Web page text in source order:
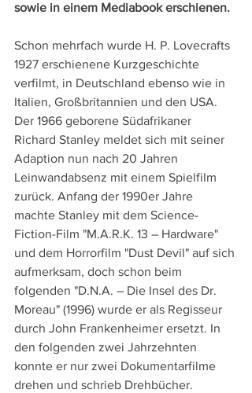
sowie in einem Mediabook erschienen.
Schon mehrfach wurde H. P. Lovecrafts
1927 erschienene Kurzgeschichte
verfilmt, in Deutschland ebenso wie in
Italien, Großbritannien und den USA.
Der 1966 geborene Südafrikaner
Richard Stanley meldet sich mit seiner
Adaption nun nach 20 Jahren
Leinwandabsenz mit einem Spielfilm
zurück. Anfang der 1990er Jahre
machte Stanley mit dem Science-
Fiction-Film "M.A.R.K. 13 – Hardware"
und dem Horrorfilm "Dust Devil" auf sich
aufmerksam, doch schon beim
folgenden "D.N.A. – Die Insel des Dr.
Moreau" (1996) wurde er als Regisseur
durch John Frankenheimer ersetzt. In
den folgenden zwei Jahrzehnten
konnte er nur zwei Dokumentarfilme
drehen und schrieb Drehbücher.